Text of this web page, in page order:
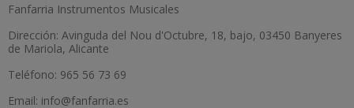
Fanfarria Instrumentos Musicales
Dirección: Avinguda del Nou d'Octubre, 18, bajo, 03450 Banyeres
de Mariola, Alicante
Teléfono: 965 56 73 69
Email: info@fanfarria.es